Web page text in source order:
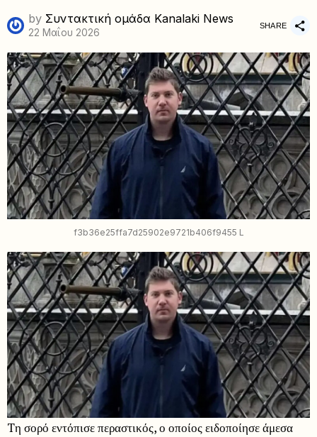
by Συντακτική ομάδα Kanalaki News
22 Μαΐου 2026
SHARE
f3b36e25ffa7d25902e9721b406f9455 L
Tη σορό εντόπισε περαστικός, ο οποίος ειδοποίησε άμεσα